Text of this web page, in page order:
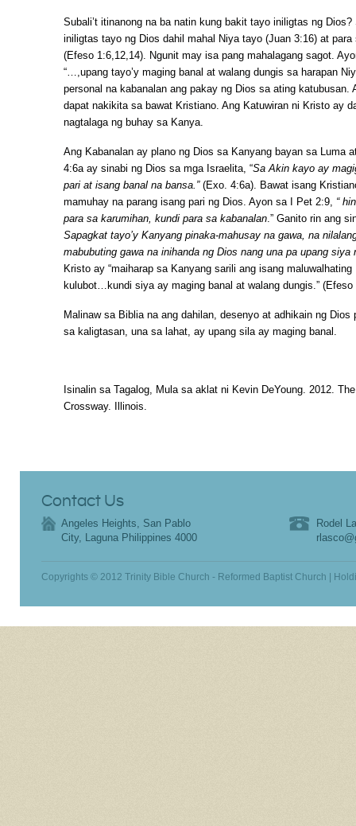
Subali’t itinanong na ba natin kung bakit tayo iniligtas ng
iniligtas tayo ng Dios dahil mahal Niya tayo (Juan 3:16) at para
(Efeso 1:6,12,14). Ngunit may isa pang mahalagang sagot.
“…,upang tayo’y maging banal at walang dungis sa harapan
personal na kabanalan ang pakay ng Dios sa ating katubusan.
dapat nakikita sa bawat Kristiano. Ang Katuwiran ni Kristo ay
nagtalaga ng buhay sa Kanya.
Ang Kabanalan ay plano ng Dios sa Kanyang bayan sa Luma
4:6a ay sinabi ng Dios sa mga Israelita, “Sa Akin kayo ay
pari at isang banal na bansa.”(Exo. 4:6a). Bawat isang
mamuhay na parang isang pari ng Dios. Ayon sa I Pet 2:9, “
para sa karumihan, kundi para sa kabanalan.” Ganito rin ang
Sapagkat tayo’y Kanyang pinaka-mahusay na gawa, na
mabubuting gawa na inihanda ng Dios nang una pa upang siya
Kristo ay “maiharap sa Kanyang sarili ang isang
kulubot…kundi siya ay maging banal at walang dungis.” (Efeso
Malinaw sa Biblia na ang dahilan, desenyo at adhikain ng Dios
sa kaligtasan, una sa lahat, ay upang sila ay maging banal.
Isinalin sa Tagalog, Mula sa aklat ni Kevin DeYoung. 2012.
Crossway. Illinois.
Contact Us
Angeles Heights, San Pablo
City, Laguna Philippines 4000
Rodel
Copyrights © 2012 Trinity Bible Church - Reformed Baptist Church |